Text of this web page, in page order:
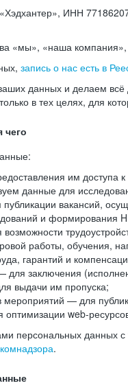
ИНН
«мы», «наша
запись о нас есть в
данных и делаем всё
в тех целях, для
чего
им доступа к
данные для
вакансий,
и формирования
работы, обучения,
гарантий и
для заключения
выдачи им пропуска;
мероприятий — для
web-
персональных данных с
.